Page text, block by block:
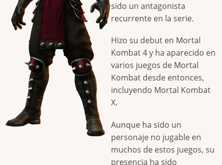
sido un antagonista
recurrente en la serie.
Hizo su debut en Mortal
Kombat 4 y ha aparecido en
varios juegos de Mortal
Kombat desde entonces,
incluyendo Mortal Kombat
X.
Aunque ha sido un
personaje no jugable en
muchos de estos juegos, su
presencia ha sido